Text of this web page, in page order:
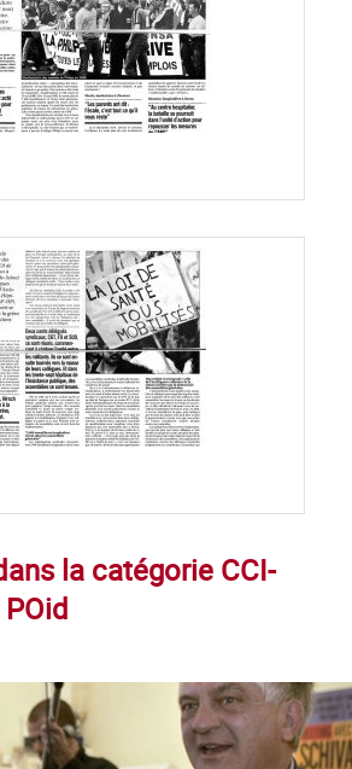
la catégorie CCI-